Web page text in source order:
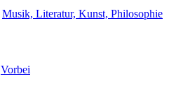
Musik, Literatur, Kunst, Philosophie
Vorbei